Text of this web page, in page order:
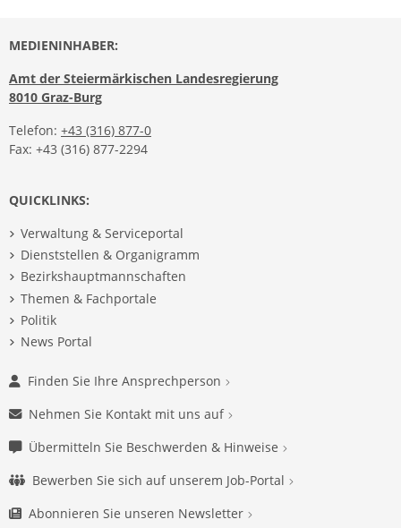
MEDIENINHABER:
Amt der Steiermärkischen Landesregierung
8010 Graz-Burg
Telefon: +43 (316) 877-0
Fax: +43 (316) 877-2294
QUICKLINKS:
Verwaltung & Serviceportal
Dienststellen & Organigramm
Bezirkshauptmannschaften
Themen & Fachportale
Politik
News Portal
Finden Sie Ihre Ansprechperson
Nehmen Sie Kontakt mit uns auf
Übermitteln Sie Beschwerden & Hinweise
Bewerben Sie sich auf unserem Job-Portal
Abonnieren Sie unseren Newsletter